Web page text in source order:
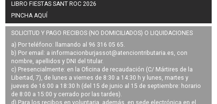
LIBRO FIESTAS SANT ROC 2026
PINCHA AQUÍ
SOLICITUD Y PAGO RECIBOS (NO DOMICILIADOS) O LIQUIDACIONES
a) Por teléfono: llamando al 96 316 05 65.
b) Por email: a informacionburjassot@atenciontributaria.es, con
nombre, apellidos y DNI del titular.
c) Presencialmente: en la Oficina de recaudación (C/ Mártires de la
Libertad, 7), de lunes a viernes de 8:30 a 14:30 h y lunes, martes y
jueves de 16:00 a 18:30 h (del 15 de junio al 15 de septiembre: horario
de 8:00 a 15:00 y cerrado por las tardes).
d) Para los recibos en voluntaria, además, en sede electrónica en el